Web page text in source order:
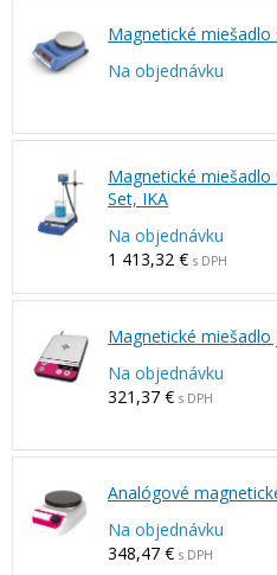
Magnetické
Na objednávku
Magnetické miešadlo
Set, IKA
Na objednávku
1 413,32 € s DPH
Magnetické
Na objednávku
321,37 € s DPH
Analógové
Na objednávku
348,47 € s DPH